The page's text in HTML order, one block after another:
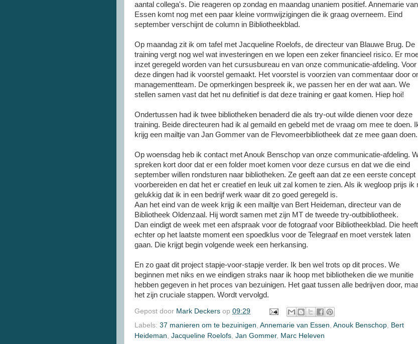
aantal collega's. Die reageren op zondag en maandag unaniem positief. Annemarie van
Essen komt nog met een paar kleine vormwijzigingen die ik graag overneem. Eind
september verschijnt de column in Bibliotheekblad.
Op maandag zit ik om tafel met Jacqueline Roelofs, de directeur van Blauwe Brug. De
training vergt nog wel wat investeringen en we lopen een zeker financieel risico. Er
inzet geregeld worden van het cursusbureau en van onze communicatie-afdeling. Voor
deze dingen had ik voorstel gemaakt. Het voorstel is voorzien van commentaar door
managementteam. De opmerkingen bespreek ik, we passen her en der wat aan. We
stellen samen vast dat het nu definitiefis dat deze training er gaat komen. Hiep hoi!
Ondertussen had ik twee bibliotheken benaderd die als try-out wilde dienen voor deze
training. Beide directeuren had ik al gemaild en gebeld met de vraag om mee te doen.
krijg een mailtje van Jan Gommer van de Flevomeerbibliotheek dat ze mee gaan doen.
Op woensdag heb ik contact metAnouk Benschop van onze communicatie-afdeling.
spreken kort door dat er een folder moet komen voor deze cursus en dat we die eind
september willen rondsturen naar bibliotheken. Ze geeft aan dat ze een eerste concept
voorbereiden en dat het er creatief en leuk uit zal komen te zien. Als ik wegloop prijs ik
gelukkig dat ik in een bedrijf werk waar dit zo goed geregeld is.
Aan het eind van de week krijg ik een mailtje van Bert Heideman, directeur van de
Bibliotheek Oldenzaal. Hij wordt samen met zijn MT de tweede try-outbibliotheek.
Dan eindigt de week met een afspraak voor de fotograaf voor Bibliotheekblad. Die heeft
echter op het laatste moment een spoedklus voor de Telegraaf en moet verstek laten
gaan. Die krijgt begin volgende week een herkansing.
En zo gaat dit project stapje-voor-stapje verder. Ik ben wel trots op dit proces. We
beginnen met niks en we eindigen straks naar ik hoop met bibliotheken die we munitie
hebben gegeven in het proces van bezuinigen. Het gaat tussen alle bedrijven door,
het zijn cruciale stappen. Wordt vervolgd.
Gepost door Mark Deckers op 09:29
Labels: 37 manieren om te bezuinigen Annemarie van Essen Anouk Benschop Bert
Heideman Jacqueline Roelofs Jan Gommer, Marc Heleven